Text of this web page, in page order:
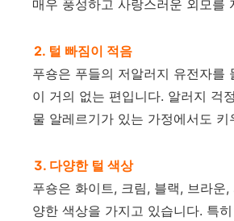
매우 풍성하고 사랑스러운 외모를
2. 털 빠짐이 적음
푸숑은 푸들의 저알러지 유전자를
이 거의 없는 편입니다. 알러지 걱
물 알레르기가 있는 가정에서도 키
3. 다양한 털 색상
푸숑은 화이트, 크림, 블랙, 브라운
양한 색상을 가지고 있습니다. 특